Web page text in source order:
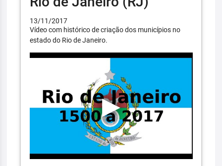
13/11/2017
Vídeo com histórico de criação dos municípios no
estado do Rio de Janeiro.